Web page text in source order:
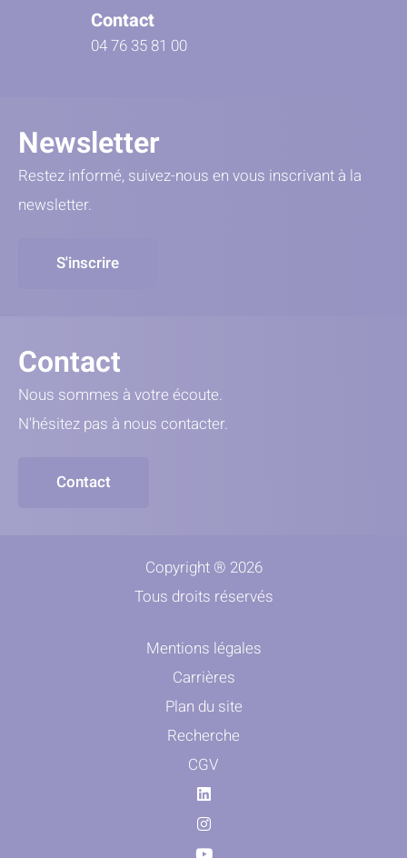
Contact
04 76 35 81 00
Newsletter
Restez informé, suivez-nous en vous inscrivant à la
newsletter.
S'inscrire
Contact
Nous sommes à votre écoute.
N'hésitez pas à nous contacter.
Contact
Copyright ® 2026
Tous droits réservés
Mentions légales
Carrières
Plan du site
Recherche
CGV
Linkedin
Instagram
Youtube